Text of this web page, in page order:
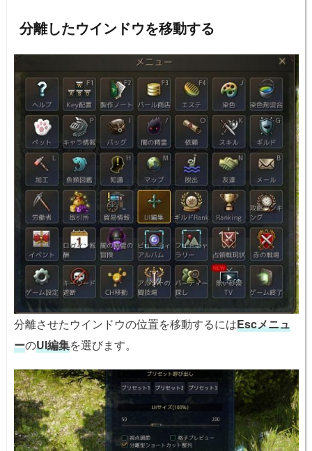
分離したウインドウを移動する
分離させたウインドウの位置を移動するにはEscメニュ
ーのUI編集を選びます。